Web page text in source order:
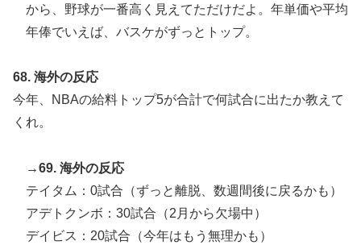
から、野球が一番高く見えてただけだよ。年単価や平均
年俸でいえば、バスケがずっとトップ。
68. 海外の反応
今年、NBAの給料トップ5が合計で何試合に出たか教えて
くれ。
→69. 海外の反応
テイタム：0試合（ずっと離脱、数週間後に戻るかも）
アデトクンボ：30試合（2月から欠場中）
デイビス：20試合（今年はもう無理かも）